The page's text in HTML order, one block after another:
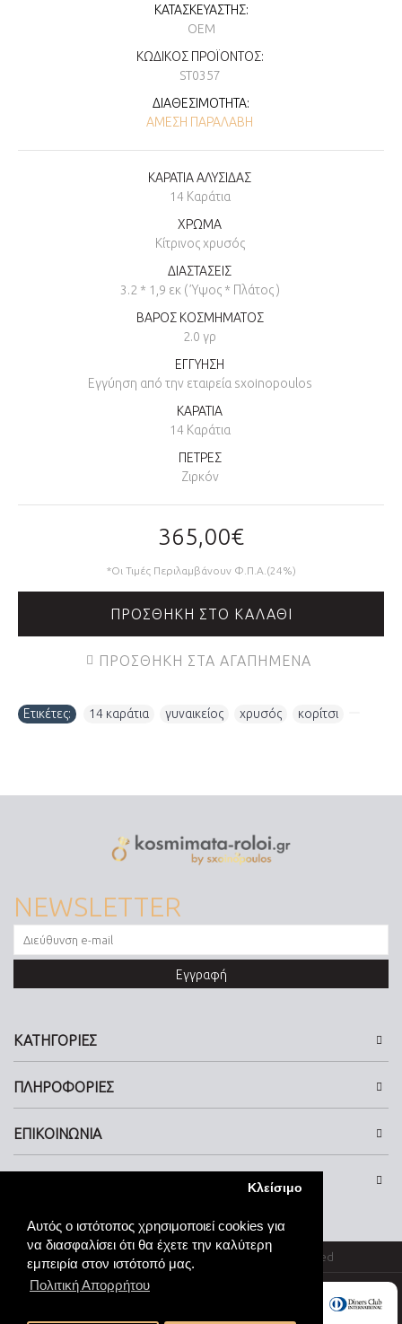
Αυτός ο ιστότοπος χρησιμοποιεί cookies για
να διασφαλίσει ότι θα έχετε την καλύτερη
εμπειρία στον ιστότοπό μας.
Πολιτική Απορρήτου
Κλείσιμο
ΚΑΤΑΣΚΕΥΑΣΤΉΣ:
OEM
ΚΩΔΙΚΌΣ ΠΡΟΪΌΝΤΟΣ:
ST0357
ΔΙΑΘΕΣΙΜΌΤΗΤΑ:
ΆΜΕΣΗ ΠΑΡΑΛΑΒΉ
ΚΑΡΑΤΙΑ ΑΛΥΣΙΔΑΣ
14 Καράτια
ΧΡΩΜΑ
Κίτρινος χρυσός
ΔΙΑΣΤΑΣΕΙΣ
3.2 * 1,9 εκ ( Ύψος * Πλάτος )
ΒΑΡΟΣ ΚΟΣΜΗΜΑΤΟΣ
2.0 γρ
ΕΓΓΥΗΣΗ
Εγγύηση από την εταιρεία sxoinopoulos
ΚΑΡΑΤΙΑ
14 Καράτια
ΠΕΤΡΕΣ
Ζιρκόν
365,00€
*Οι Τιμές Περιλαμβάνουν Φ.Π.Α.(24%)
ΠΡΟΣΘΉΚΗ ΣΤΟ ΚΑΛΆΘΙ
ΠΡΟΣΘΉΚΗ ΣΤΑ ΑΓΑΠΗΜΈΝΑ
Ετικέτες: 14 καράτια γυναικείος χρυσός κορίτσι
NEWSLETTER
Εγγραφή
ΚΑΤΗΓΟΡΙΕΣ
ΠΛΗΡΟΦΟΡΙΕΣ
ΕΠΙΚΟΙΝΩΝΙΑ
© kosmimata-roloi.gr Jewellery. All rights reserved